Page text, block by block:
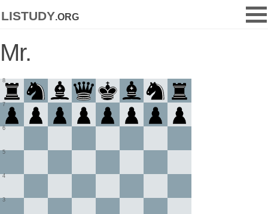
listudy.org
Mr.
3
4
5
6
7
8